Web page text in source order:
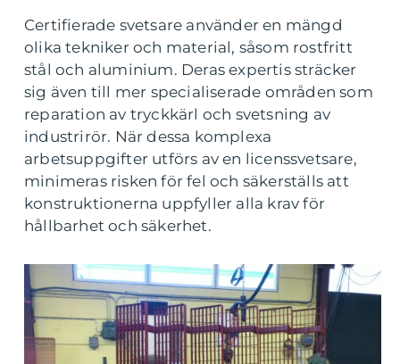
Certifierade svetsare använder en mängd
olika tekniker och material, såsom rostfritt
stål och aluminium. Deras expertis sträcker
sig även till mer specialiserade områden som
reparation av tryckkärl och svetsning av
industrirör. När dessa komplexa
arbetsuppgifter utförs av en licenssvetsare,
minimeras risken för fel och säkerställs att
konstruktionerna uppfyller alla krav för
hållbarhet och säkerhet.